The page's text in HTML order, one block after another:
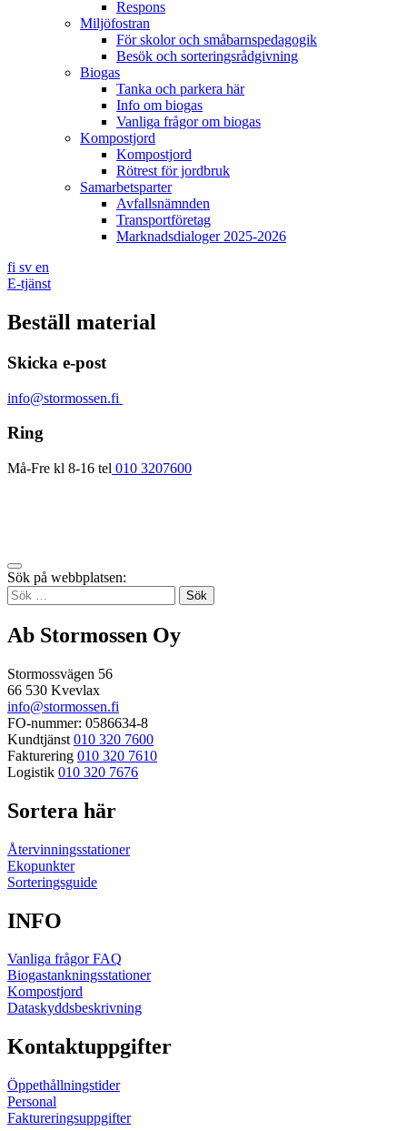
Respons
Miljöfostran
För skolor och småbarnspedagogik
Besök och sorteringsrådgivning
Biogas
Tanka och parkera här
Info om biogas
Vanliga frågor om biogas
Kompostjord
Kompostjord
Rötrest för jordbruk
Samarbetsparter
Avfallsnämnden
Transportföretag
Marknadsdialoger 2025-2026
fi sv en
E-tjänst
Beställ material
Skicka e-post
info@stormossen.fi
Ring
Må-Fre kl 8-16 tel 010 3207600
Tillbaka
up
Sök på webbplatsen:
Sök
efter:
Ab Stormossen Oy
Stormossvägen 56
66 530 Kvevlax
info@stormossen.fi
FO-nummer: 0586634-8
Kundtjänst 010 320 7600
Fakturering 010 320 7610
Logistik 010 320 7676
Sortera här
Återvinningsstationer
Ekopunkter
Sorteringsguide
INFO
Vanliga frågor FAQ
Biogastankningsstationer
Kompostjord
Dataskyddsbeskrivning
Kontaktuppgifter
Öppethållningstider
Personal
Faktureringsuppgifter